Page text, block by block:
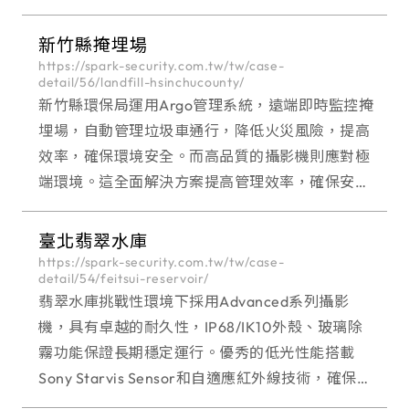
作，同時通過國家資訊安全認證，確保資訊安全。
這展示了Spark迪維科多元環境的整合和高效監控
方面的技術優勢。
新竹縣掩埋場
https://spark-security.com.tw/tw/case-
detail/56/landfill-hsinchucounty/
新竹縣環保局運用Argo管理系統，遠端即時監控掩
埋場，自動管理垃圾車通行，降低火災風險，提高
效率，確保環境安全。而高品質的攝影機則應對極
端環境。這全面解決方案提高管理效率，確保安全
運營，並獲得國家資訊安全認證，為環保局提供強
大的支持。
臺北翡翠水庫
https://spark-security.com.tw/tw/case-
detail/54/feitsui-reservoir/
翡翠水庫挑戰性環境下採用Advanced系列攝影
機，具有卓越的耐久性，IP68/IK10外殼、玻璃除
霧功能保證長期穩定運行。優秀的低光性能搭載
Sony Starvis Sensor和自適應紅外線技術，確保在
光線有限或完全黑暗的情況下提供清晰監控。同